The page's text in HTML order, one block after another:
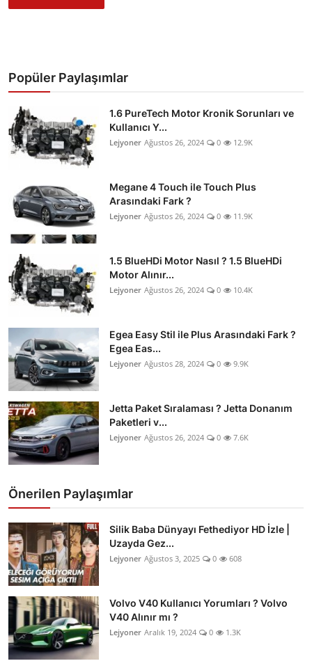
Popüler Paylaşımlar
1.6 PureTech Motor Kronik Sorunları ve
Kullanıcı Y...
Lejyoner Ağustos 26, 2024 0 12.9K
Megane 4 Touch ile Touch Plus
Arasındaki Fark ?
Lejyoner Ağustos 26, 2024 0 11.9K
1.5 BlueHDi Motor Nasıl ? 1.5 BlueHDi
Motor Alınır...
Lejyoner Ağustos 26, 2024 0 10.4K
Egea Easy Stil ile Plus Arasındaki Fark ?
Egea Eas...
Lejyoner Ağustos 28, 2024 0 9.9K
Jetta Paket Sıralaması ? Jetta Donanım
Paketleri v...
Lejyoner Ağustos 26, 2024 0 7.6K
Önerilen Paylaşımlar
Silik Baba Dünyayı Fethediyor HD İzle |
Uzayda Gez...
Lejyoner Ağustos 3, 2025 0 608
Volvo V40 Kullanıcı Yorumları ? Volvo
V40 Alınır mı ?
Lejyoner Aralık 19, 2024 0 1.3K